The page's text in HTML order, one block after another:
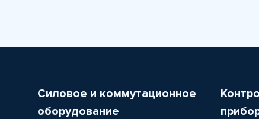
Силовое и коммутационное
оборудование